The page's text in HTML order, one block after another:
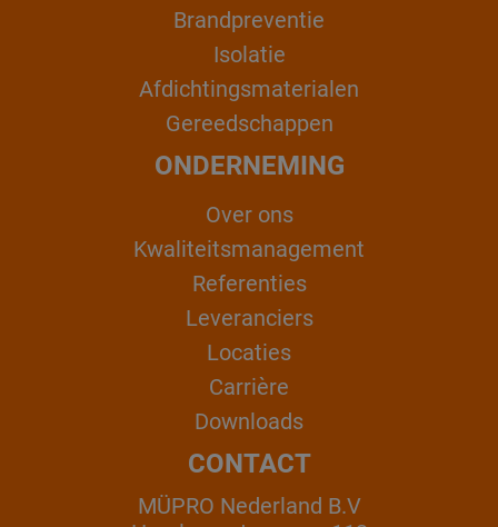
Brandpreventie
Isolatie
Afdichtingsmaterialen
Gereedschappen
ONDERNEMING
Over ons
Kwaliteitsmanagement
Referenties
Leveranciers
Locaties
Carrière
Downloads
CONTACT
MÜPRO Nederland B.V